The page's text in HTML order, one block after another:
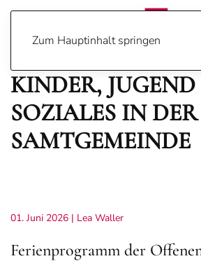
Zum Hauptinhalt springen
KINDER,
SOZIALES IN DER
SAMTGEMEINDE
01. Juni 2026 | Lea Waller
Ferienprogramm der